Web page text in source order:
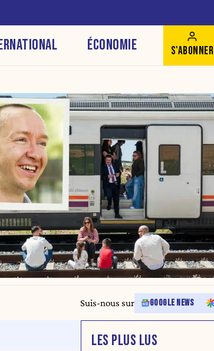
ÉCONOMIE S'ABONNER
Suis-nous sur GOOGLE NEWS
LES PLUS LUS